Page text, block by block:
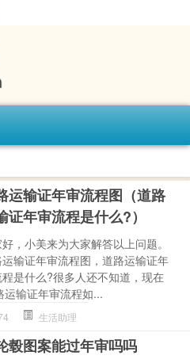
运输证年审流程图（道路
证年审流程是什么?）
，小美来为大家解答以上问题。
输证年审流程图，道路运输证年
是什么?很多人还不知道，现在
输证年审流程如...
生活助理
毂图案能过年审吗吗